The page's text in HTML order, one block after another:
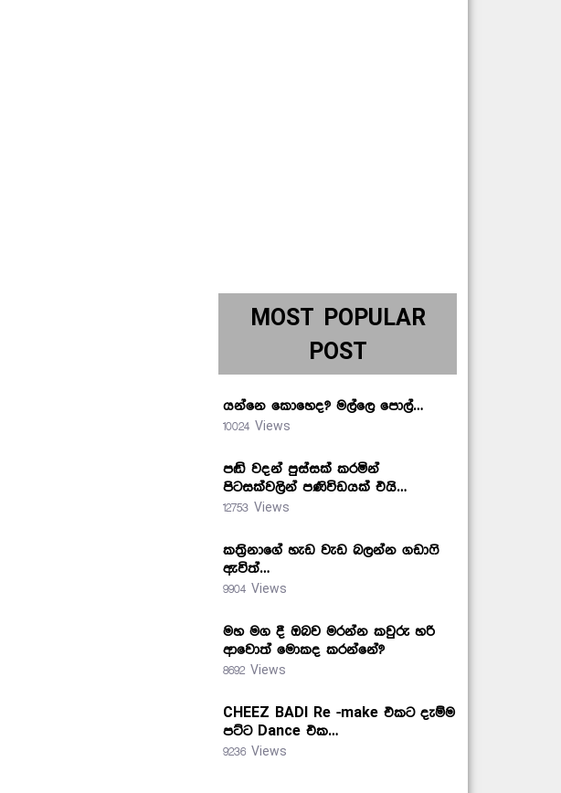
MOST POPULAR
POST
යන්නෙ කොහෙද? මල්ලෙ පොල්…
10024 Views
පඬි වදන් පුස්සක් කරමින්
පිටසක්වලින් පණිවිඩයක් එයි…
12753 Views
කත්‍රිනාගේ හැඩ වැඩ බලන්න ගඩාෆි
ඇවිත්…
9904 Views
මහ මග දී ඔබව මරන්න කවුරු හරි
ආවොත් මොකද කරන්නේ?
8692 Views
CHEEZ BADI Re -make එකට දැම්ම
පට්ට Dance එක…
9236 Views